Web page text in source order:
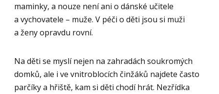
maminky, a nouze není ani o dánské učitele
a vychovatele – muže. V péči o děti jsou si muži
a ženy opravdu rovní.
Na děti se myslí nejen na zahradách soukromých
domků, ale i ve vnitroblocích činžáků najdete často
parčíky a hřiště, kam si děti chodí hrát. Nezřídka